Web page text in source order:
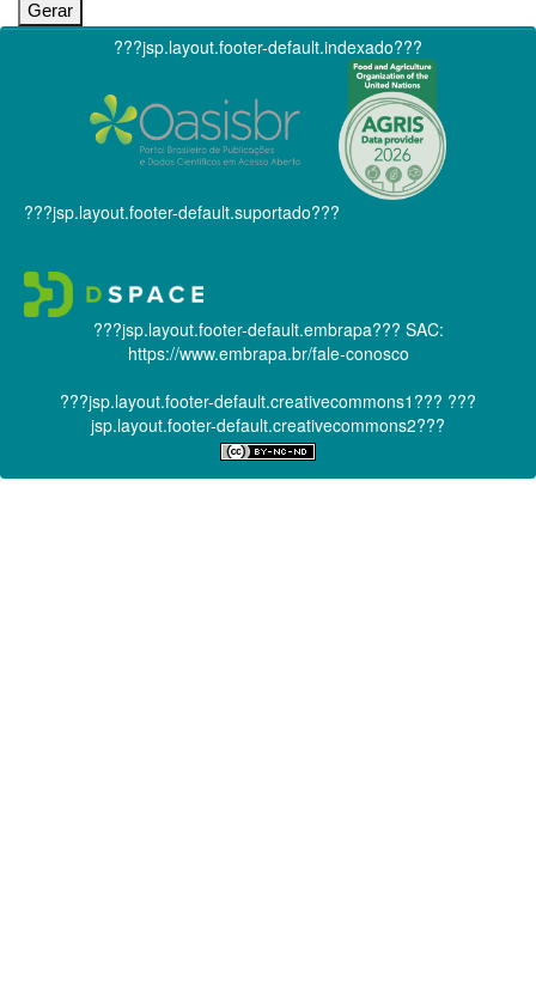
???jsp.layout.footer-default.indexado???
???jsp.layout.footer-default.suportado???
???jsp.layout.footer-default.embrapa??? SAC:
https://www.embrapa.br/fale-conosco
???jsp.layout.footer-default.creativecommons1??? ???
jsp.layout.footer-default.creativecommons2???